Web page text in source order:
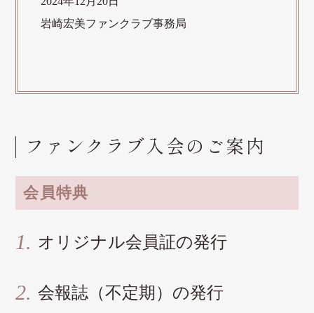
岩崎宏美ファンクラブ事務局
ファンクラブ入会のご案内
会員特典
オリジナル会員証の発行
会報誌（不定期）の発行